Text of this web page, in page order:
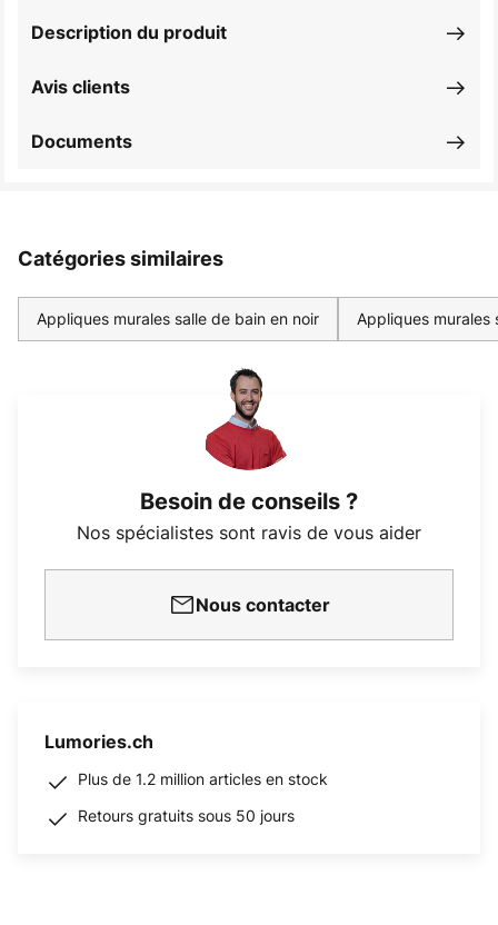
Description du produit
Avis clients
Documents
Catégories similaires
Appliques murales salle de bain en noir Appliques murales
Besoin de conseils ?
Nos spécialistes sont ravis de vous aider
Nous contacter
Lumories.ch
Plus de 1.2 million articles en stock
Retours gratuits sous 50 jours